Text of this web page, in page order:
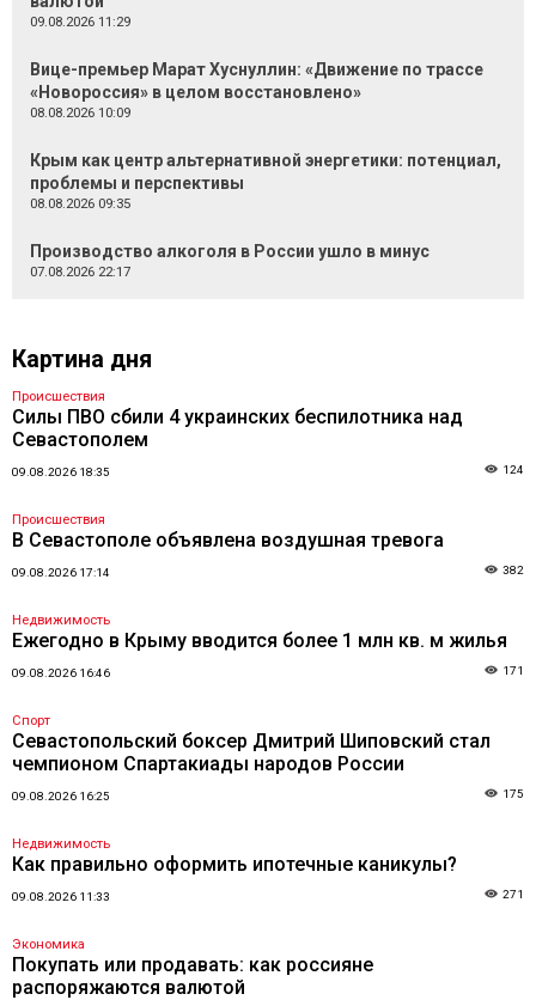
09.08.2026 11:29
Вице-премьер Марат Хуснуллин: «Движение по трассе
«Новороссия» в целом восстановлено»
08.08.2026 10:09
Крым как центр альтернативной энергетики: потенциал,
проблемы и перспективы
08.08.2026 09:35
Производство алкоголя в России ушло в минус
07.08.2026 22:17
Картина дня
Происшествия
Силы ПВО сбили 4 украинских беспилотника над
Севастополем
09.08.2026 18:35 124
Происшествия
В Севастополе объявлена воздушная тревога
09.08.2026 17:14 382
Недвижимость
Ежегодно в Крыму вводится более 1 млн кв. м жилья
09.08.2026 16:46 171
Спорт
Севастопольский боксер Дмитрий Шиповский стал
чемпионом Спартакиады народов России
09.08.2026 16:25 175
Недвижимость
Как правильно оформить ипотечные каникулы?
09.08.2026 11:33 271
Экономика
Покупать или продавать: как россияне
распоряжаются валютой